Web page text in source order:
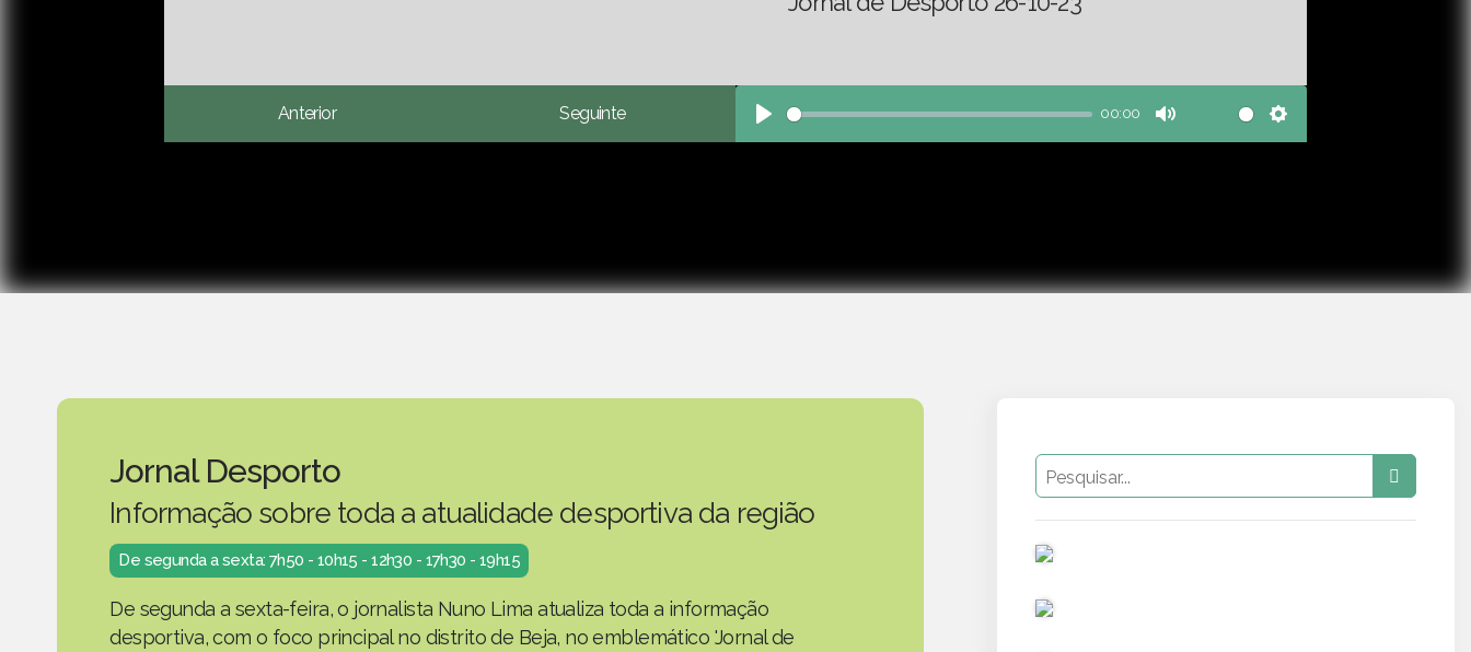
Anterior Seguinte
Play
00:00
Mute Settings
Jornal Desporto
Informação sobre toda a atualidade desportiva da região
De segunda a sexta: 7h50 - 10h15 - 12h30 - 17h30 - 19h15
De segunda a sexta-feira, o jornalista Nuno Lima atualiza toda a informação
desportiva, com o foco principal no distrito de Beja, no emblemático 'Jornal de